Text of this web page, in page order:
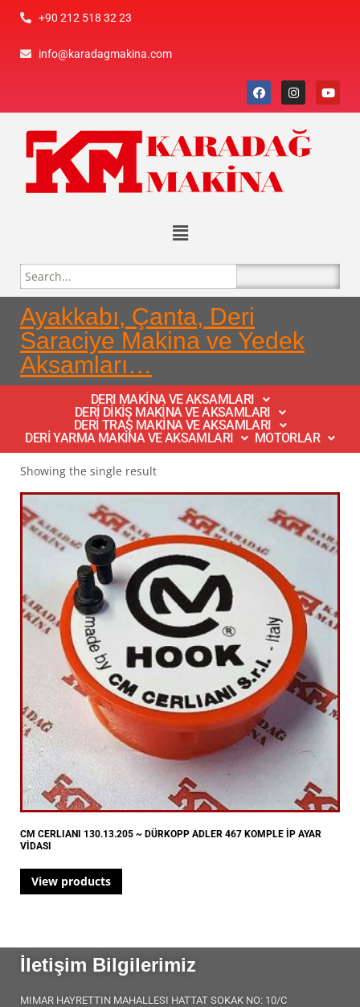
+90 212 518 32 23
info@karadagmakina.com
Ayakkabı, Çanta, Deri
Saraciye Makina ve Yedek
Aksamları…
DERI MAKİNA VE AKSAMLARI
DERİ DİKİŞ MAKİNA VE AKSAMLARI
DERİ TRAŞ MAKİNA VE AKSAMLARI
DERİ YARMA MAKİNA VE AKSAMLARI
MOTORLAR
Showing the single result
CM CERLIANI 130.13.205 ~ DÜRKOPP ADLER 467 KOMPLE İP AYAR
VİDASI
View products
İletişim Bilgilerimiz
MIMAR HAYRETTIN MAHALLESI HATTAT SOKAK NO: 10/C